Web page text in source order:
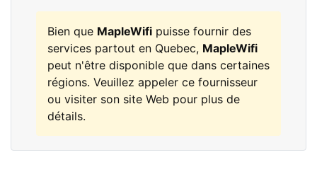
Bien que MapleWifi puisse fournir des
services partout en Quebec, MapleWifi
peut n'être disponible que dans certaines
régions. Veuillez appeler ce fournisseur
ou visiter son site Web pour plus de
détails.